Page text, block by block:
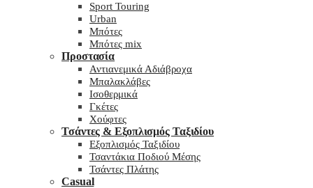
Sport Touring
Urban
Μπότες
Μπότες mix
Προστασία
Αντιανεμικά Αδιάβροχα
Μπαλακλάβες
Ισοθερμικά
Γκέτες
Χούφτες
Τσάντες & Εξοπλισμός Ταξιδίου
Εξοπλισμός Ταξιδίου
Τσαντάκια Ποδιού Μέσης
Τσάντες Πλάτης
Casual